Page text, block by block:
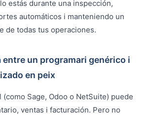
estás durante una inspección,
automáticos i manteniendo un
de todas tus operaciones.
entre un programari genérico i
en peix
(como Sage, Odoo o NetSuite) puede
ventas i facturación. Pero no